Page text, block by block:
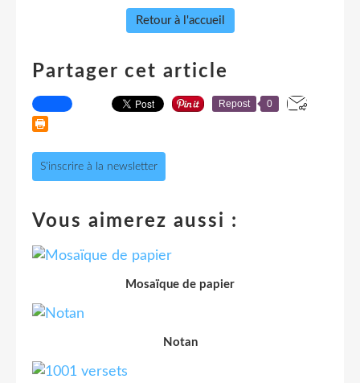
Retour à l'accueil
Partager cet article
Repost 0
S'inscrire à la newsletter
Vous aimerez aussi :
Mosaïque de papier
Notan